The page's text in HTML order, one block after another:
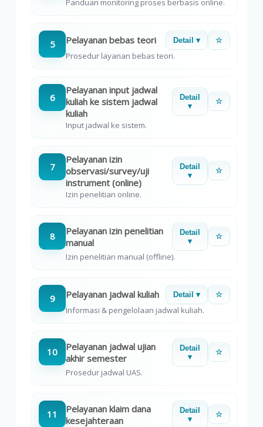
Panduan monitoring proses berbasis online.
5 Pelayanan bebas teori Detail ▾ ☆
Prosedur layanan bebas teori.
6
Pelayanan input jadwal
kuliah ke sistem jadwal
kuliah
Detail
▾
☆
Input jadwal ke sistem.
7
Pelayanan izin
observasi/survey/uji
instrument (online)
Detail
▾
☆
Izin penelitian online.
8
Pelayanan izin penelitian
manual
Detail
▾
☆
Izin penelitian manual (offline).
9 Pelayanan jadwal kuliah Detail ▾ ☆
Informasi & pengelolaan jadwal kuliah.
10
Pelayanan jadwal ujian
akhir semester
Detail
▾
☆
Prosedur jadwal UAS.
11
Pelayanan klaim dana
kesejahteraan
Detail
▾
☆